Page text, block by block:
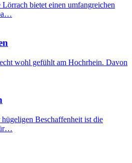
bietet einen umfangreichen
wohl gefühlt am Hochrhein. Davon
Beschaffenheit ist die